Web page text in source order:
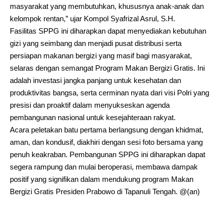
masyarakat yang membutuhkan, khususnya anak-anak dan
kelompok rentan,” ujar Kompol Syafrizal Asrul, S.H.
Fasilitas SPPG ini diharapkan dapat menyediakan kebutuhan
gizi yang seimbang dan menjadi pusat distribusi serta
persiapan makanan bergizi yang masif bagi masyarakat,
selaras dengan semangat Program Makan Bergizi Gratis. Ini
adalah investasi jangka panjang untuk kesehatan dan
produktivitas bangsa, serta cerminan nyata dari visi Polri yang
presisi dan proaktif dalam menyukseskan agenda
pembangunan nasional untuk kesejahteraan rakyat.
Acara peletakan batu pertama berlangsung dengan khidmat,
aman, dan kondusif, diakhiri dengan sesi foto bersama yang
penuh keakraban. Pembangunan SPPG ini diharapkan dapat
segera rampung dan mulai beroperasi, membawa dampak
positif yang signifikan dalam mendukung program Makan
Bergizi Gratis Presiden Prabowo di Tapanuli Tengah. @(an)